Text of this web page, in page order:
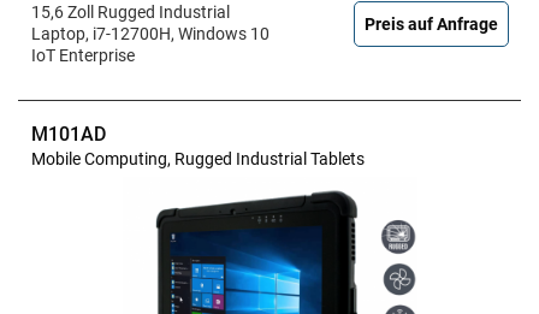
15,6 Zoll Rugged Industrial
Laptop, i7-12700H, Windows 10
IoT Enterprise
Preis auf Anfrage
M101AD
Mobile Computing, Rugged Industrial Tablets